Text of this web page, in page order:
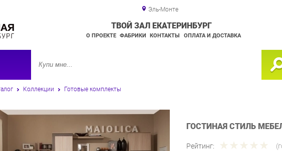
Эль-Монте
ТВОЙ ЗАЛ ЕКАТЕРИНБУРГ
О ПРОЕКТЕ ФАБРИКИ КОНТАКТЫ ОПЛАТА И ДОСТАВКА
Коллекции Готовые комплекты
ГОСТИНАЯ СТИЛЬ
Рейтинг: